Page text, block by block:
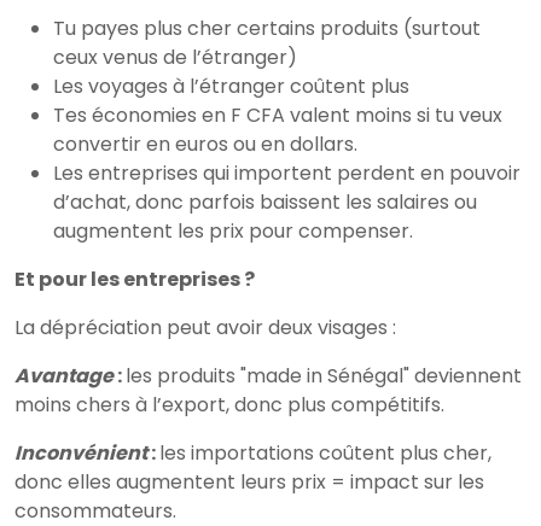
Tu payes plus cher certains produits (surtout
ceux venus de l’étranger)
Les voyages à l’étranger coûtent plus
Tes économies en F CFA valent moins si tu veux
convertir en euros ou en dollars.
Les entreprises qui importent perdent en pouvoir
d’achat, donc parfois baissent les salaires ou
augmentent les prix pour compenser.
Et pour les entreprises ?
La dépréciation peut avoir deux visages :
Avantage:les produits "made in Sénégal" deviennent
moins chers à l’export, donc plus compétitifs.
Inconvénient:les importations coûtent plus cher,
donc elles augmentent leurs prix = impact sur les
consommateurs.